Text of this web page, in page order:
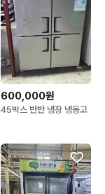
600,000원
45박스 반반 냉장 냉동고